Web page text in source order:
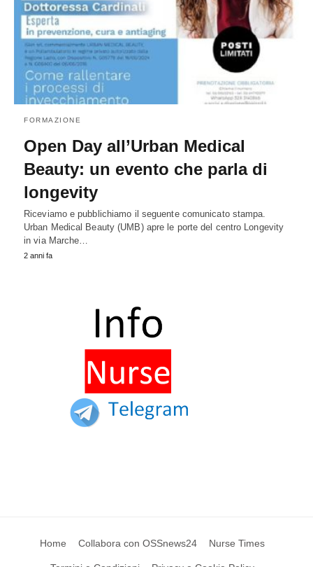
FORMAZIONE
Open Day all’Urban Medical
Beauty: un evento che parla di
longevity
Riceviamo e pubblichiamo il seguente comunicato stampa.
Urban Medical Beauty (UMB) apre le porte del centro Longevity
in via Marche…
2 anni fa
Home Collabora con OSSnews24 Nurse Times